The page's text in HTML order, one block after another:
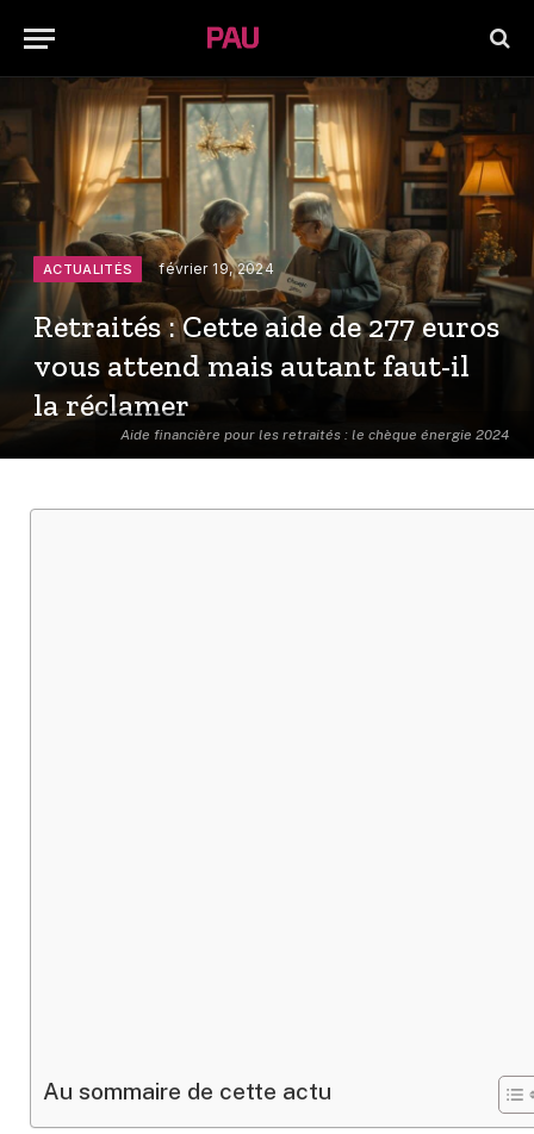
Aide financière pour les retraités : le chèque énergie 2024
ACTUALITÉS février 19, 2024
Retraités : Cette aide de 277 euros
vous attend mais autant faut-il
la réclamer
Au sommaire de cette actu